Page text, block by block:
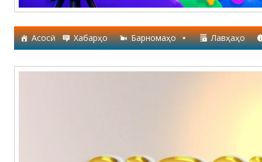
Асосӣ Хабарҳо Барномаҳо Лавҳаҳо